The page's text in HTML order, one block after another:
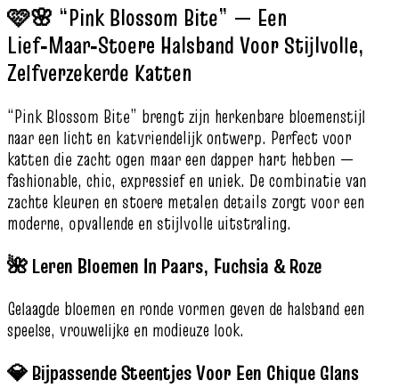
🩷🌸 “Pink Blossom Bite” — Een
Lief‑Maar‑Stoere Halsband Voor Stijlvolle,
Zelfverzekerde Katten
“Pink Blossom Bite” brengt zijn herkenbare bloemenstijl
naar een licht en katvriendelijk ontwerp. Perfect voor
katten die zacht ogen maar een dapper hart hebben —
fashionable, chic, expressief en uniek. De combinatie van
zachte kleuren en stoere metalen details zorgt voor een
moderne, opvallende en stijlvolle uitstraling.
🌺 Leren Bloemen In Paars, Fuchsia & Roze
Gelaagde bloemen en ronde vormen geven de halsband een
speelse, vrouwelijke en modieuze look.
💎 Bijpassende Steentjes Voor Een Chique Glans